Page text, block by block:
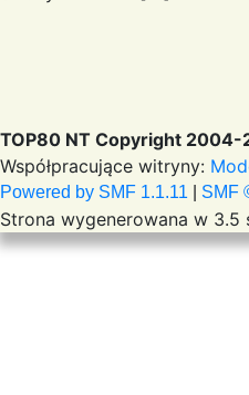
TOP80 NT Copyright 2004-
Współpracujące witryny:
Powered by SMF 1.1.11 SMF
Strona wygenerowana w 3.5